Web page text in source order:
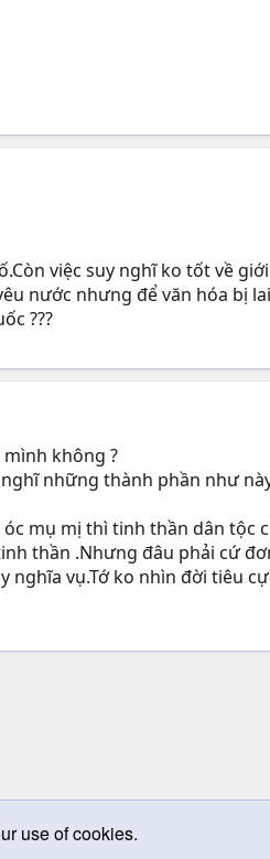
việc suy nghĩ ko tốt về
nước nhưng để văn hóa bị
???
không ?
những thành phần như
mụ mị thì tinh thần dân
thần .Nhưng đâu phải cứ
vụ.Tớ ko nhìn đời tiêu
use of cookies.